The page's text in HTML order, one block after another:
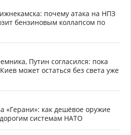
почему атака на НПЗ
бензиновым коллапсом по
Путин согласился: пока
может остаться без света уже
«Герани»: как дешёвое оружие
системам НАТО